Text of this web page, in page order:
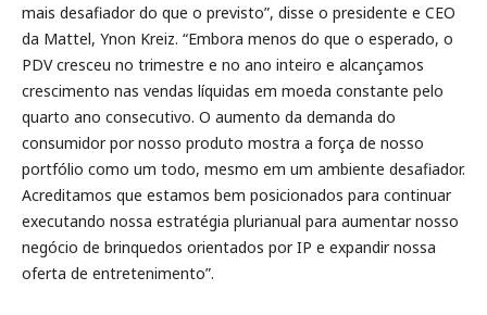
mais desafiador do que o previsto”, disse o presidente e CEO
da Mattel, Ynon Kreiz. “Embora menos do que o esperado, o
PDV cresceu no trimestre e no ano inteiro e alcançamos
crescimento nas vendas líquidas em moeda constante pelo
quarto ano consecutivo. O aumento da demanda do
consumidor por nosso produto mostra a força de nosso
portfólio como um todo, mesmo em um ambiente desafiador.
Acreditamos que estamos bem posicionados para continuar
executando nossa estratégia plurianual para aumentar nosso
negócio de brinquedos orientados por IP e expandir nossa
oferta de entretenimento”.